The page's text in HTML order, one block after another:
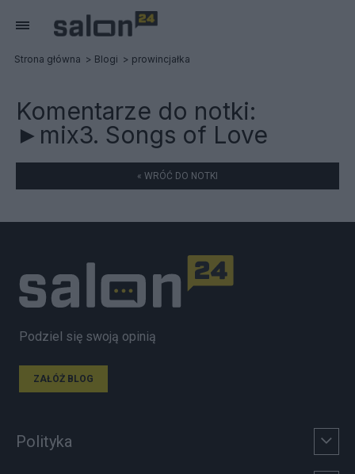
Strona główna Blogi prowincjałka
Komentarze do notki:
►mix3. Songs of Love
« WRÓĆ DO NOTKI
Podziel się swoją opinią
ZAŁÓŻ BLOG
Polityka